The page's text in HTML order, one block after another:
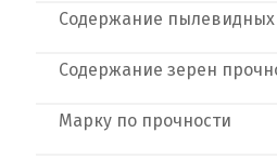
Содержание пылевидных
Содержание зерен
Марку по прочности